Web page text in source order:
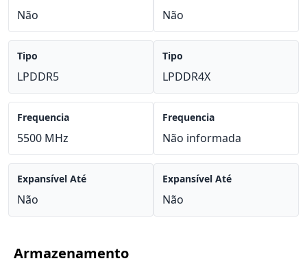
Não
Tipo
LPDDR5
Frequencia
5500 MHz
Expansível Até
Não
Não
Tipo
LPDDR4X
Frequencia
Não informada
Expansível Até
Não
Armazenamento